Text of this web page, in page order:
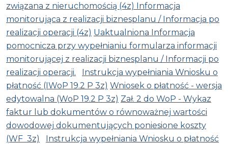
związana z nieruchomością (4z) Informacja
monitorująca z realizacji biznesplanu / Informacja po
realizacji operacji (4z) Uaktualniona Informacja
pomocnicza przy wypełnianiu formularza informacji
monitorującej z realizacji biznesplanu / Informacji po
realizacji operacji.
Instrukcja wypełniania Wniosku o
płatność (IWoP 19.2 P 3z) Wniosek o płatność - wersja
edytowalna (WoP 19.2 P 3z) Zał. 2 do WoP - Wykaz
faktur lub dokumentów o równoważnej wartości
dowodowej dokumentujących poniesione koszty
(WF 3z)
Instrukcja wypełniania Wniosku o płatność